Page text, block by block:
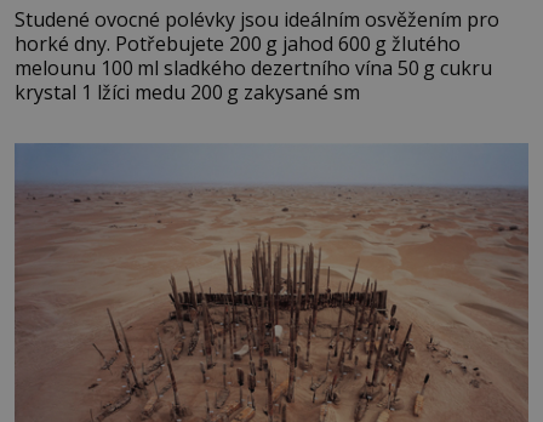
Studené ovocné polévky jsou ideálním osvěžením pro
horké dny. Potřebujete 200 g jahod 600 g žlutého
melounu 100 ml sladkého dezertního vína 50 g cukru
krystal 1 lžíci medu 200 g zakysané sm